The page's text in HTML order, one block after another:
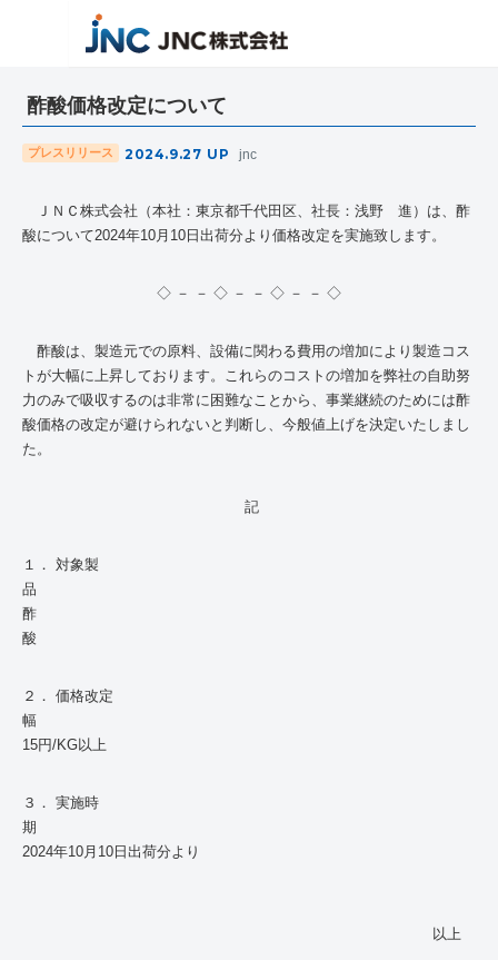
酢酸価格改定について
プレスリリース 2024.9.27 UP jnc
ＪＮＣ株式会社（本社：東京都千代田区、社長：浅野 進）は、酢
酸について2024年10月 10 日出荷分より価格改定を実施致します。
◇ － － ◇ － － ◇ － － ◇
酢酸は、製造元での原料、設備に関わる費用の増加により製造コス
トが大幅に上昇しております。これらのコストの増加を弊社の自助努
力のみで吸収するのは非常に困難なことから、事業継続のためには酢
酸価格の改定が避けられないと判断し、今般値上げを決定いたしまし
た。
記
１． 対象製
酢
２． 価格改定
15円/KG以上
３． 実施時
2024年10月 10 日出荷分より
以上